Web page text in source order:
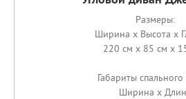
Размеры:
Ширина x Высота x
220 см x 85 см x
Габариты спального
Ширина x